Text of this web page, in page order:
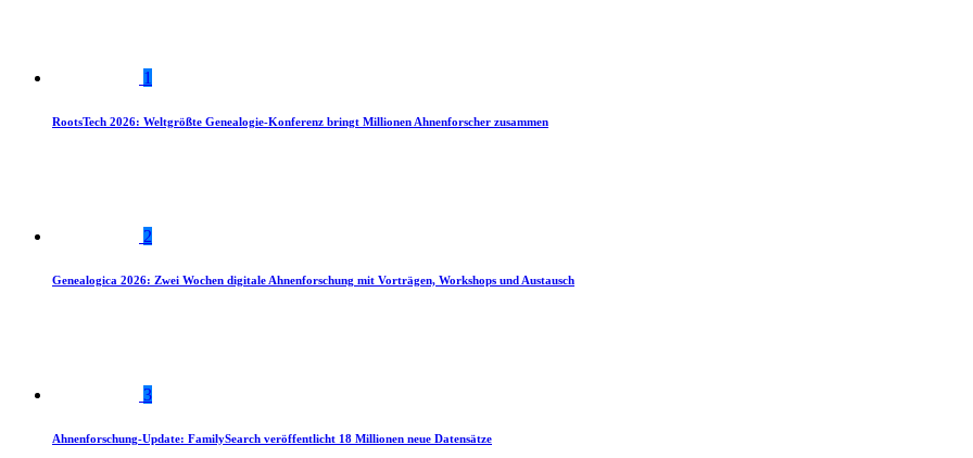
1
RootsTech 2026: Weltgrößte Genealogie-Konferenz bringt Millionen Ahnenforscher zusammen
2
Genealogica 2026: Zwei Wochen digitale Ahnenforschung mit Vorträgen, Workshops und Austausch
3
Ahnenforschung-Update: FamilySearch veröffentlicht 18 Millionen neue Datensätze